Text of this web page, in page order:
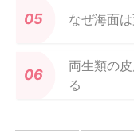
なぜ海面
両生類の
る